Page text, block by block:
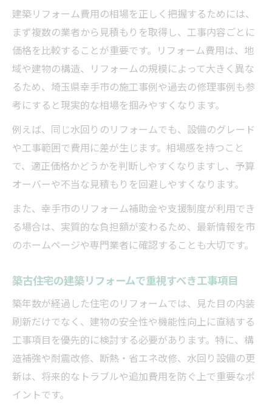
建築リフォームで受けられる幸手市の補助
金概要
幸手市リフォーム補助金の申請条件と注意
点
建築リフォームに役立つ省エネ家電補助金
の活用法
幸手市の補助金一覧を効果的に比較・活用
する方法
建築リフォームで活用できる各種補助金の
流れ
建築リフォーム予算最適化のポイント紹介
予算内で満足度の高い建築リフォームを実
現するコツ
方法
水回りと内装の予算配分で後悔しないポイ
ント
建築リフォーム費用を最適化する見積もり
の工夫
耐震や省エネ改修を含む予算配分の考え方
限られた予算で快適住まいを実現する知恵
建築リフォーム費用の相場を正しく把握するためには、
まず複数の業者から見積もりを取得し、工事内容ごとに
価格を比較することが重要です。リフォーム費用は、地
域や建物の構造、リフォームの規模によって大きく異な
るため、埼玉県幸手市の施工事例や過去の修理事例も参
考にすると現実的な相場を掴みやすくなります。
例えば、同じ水回りのリフォームでも、設備のグレード
や工事範囲で費用に差が生じます。相場感を持つこと
で、適正価格かどうかを判断しやすくなりますし、予算
オーバーや不当な見積もりを回避しやすくなります。
また、幸手市のリフォーム補助金や支援制度が利用でき
る場合は、実質的な負担額が変わるため、最新情報を市
のホームページや専門業者に確認することも大切です。
築古住宅の建築リフォームで重視すべき工事項目
築年数が経過した住宅のリフォームでは、見た目の内装
刷新だけでなく、建物の安全性や機能性向上に直結する
工事項目を優先的に検討する必要があります。特に、構
造補強や耐震改修、断熱・省エネ改修、水回り設備の更
新は、将来的なトラブルや追加費用を防ぐ上で重要なポ
イントです。